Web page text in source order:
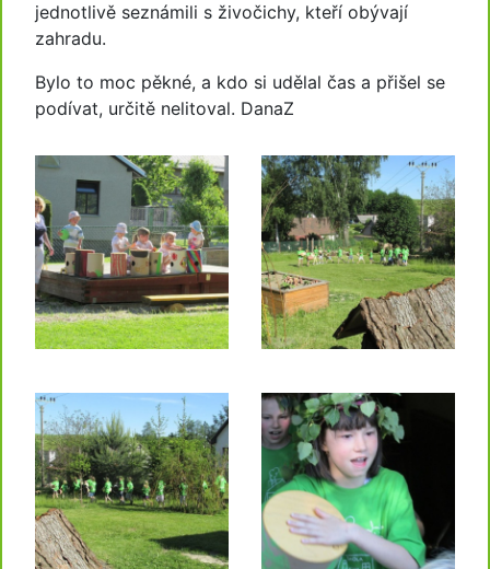
jednotlivě seznámili s živočichy, kteří obývají
zahradu.
Bylo to moc pěkné, a kdo si udělal čas a přišel se
podívat, určitě nelitoval. DanaZ